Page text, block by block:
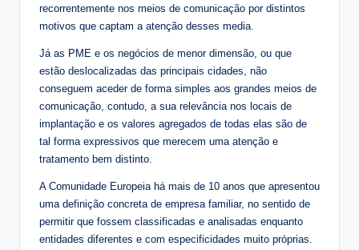
recorrentemente nos meios de comunicação por distintos
motivos que captam a atenção desses media.
Já as PME e os negócios de menor dimensão, ou que
estão deslocalizadas das principais cidades, não
conseguem aceder de forma simples aos grandes meios de
comunicação, contudo, a sua relevância nos locais de
implantação e os valores agregados de todas elas são de
tal forma expressivos que merecem uma atenção e
tratamento bem distinto.
A Comunidade Europeia há mais de 10 anos que apresentou
uma definição concreta de empresa familiar, no sentido de
permitir que fossem classificadas e analisadas enquanto
entidades diferentes e com especificidades muito próprias.